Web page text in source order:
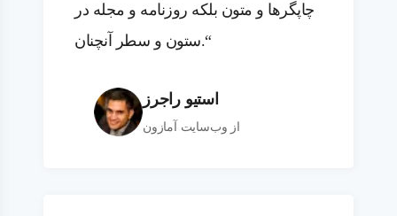
چاپگرها و متون بلکه روزنامه و مجله در
ستون و سطر آنچنان.“
استیو راجرز
از وب‌سایت آمازون